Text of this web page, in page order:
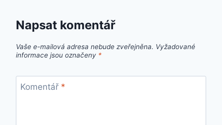
Napsat komentář
Vaše e-mailová adresa nebude zveřejněna. Vyžadované
informace jsou označeny *
Komentář *